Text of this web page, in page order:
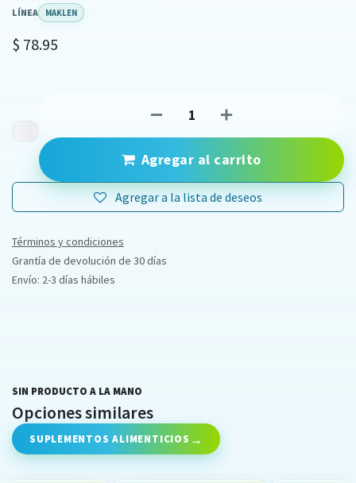
LÍNEA MAKLEN
$ 78.95
Agregar al carrito
Agregar a la lista de deseos
Términos y condiciones
Grantía de devolución de 30 días
Envío: 2-3 días hábiles
SIN PRODUCTO A LA MANO
Opciones similares
SUPLEMENTOS ALIMENTICIOS